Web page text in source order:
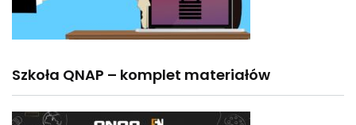
Szkoła QNAP – komplet materiałów